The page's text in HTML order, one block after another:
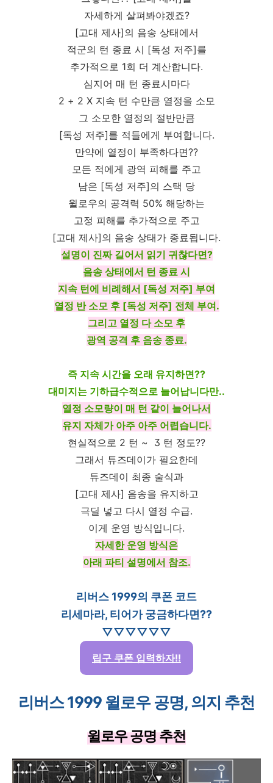
자세하게 살펴봐야겠죠?
[고대 제사]의 음송 상태에서
적군의 턴 종료 시 [독성 저주]를
추가적으로 1회 더 계산합니다.
심지어 매 턴 종료시마다
2 + 2 X 지속 턴 수만큼 열정을 소모
그 소모한 열정의 절반만큼
[독성 저주]를 적들에게 부여합니다.
만약에 열정이 부족하다면??
모든 적에게 광역 피해를 주고
남은 [독성 저주]의 스택 당
윌로우의 공격력 50% 해당하는
고정 피해를 추가적으로 주고
[고대 제사]의 음송 상태가 종료됩니다.
설명이 진짜 길어서 읽기 귀찮다면?
음송 상태에서 턴 종료 시
지속 턴에 비례해서 [독성 저주] 부여
열정 반 소모 후 [독성 저주] 전체 부여.
그리고 열정 다 소모 후
광역 공격 후 음송 종료.
즉 지속 시간을 오래 유지하면??
대미지는 기하급수적으로 늘어납니다만..
열정 소모량이 매 턴 같이 늘어나서
유지 자체가 아주 아주 어렵습니다.
현실적으로 2 턴 ~ 3 턴 정도??
그래서 튜즈데이가 필요한데
튜즈데이 최종 술식과
[고대 제사] 음송을 유지하고
극딜 넣고 다시 열정 수급.
이게 운영 방식입니다.
자세한 운영 방식은
아래 파티 설명에서 참조.
리버스 1999의 쿠폰 코드
리세마라, 티어가 궁금하다면??
▽▽▽▽▽▽
립구 쿠폰 입력하자!!
리버스 1999 윌로우 공명, 의지 추천
윌로우 공명 추천